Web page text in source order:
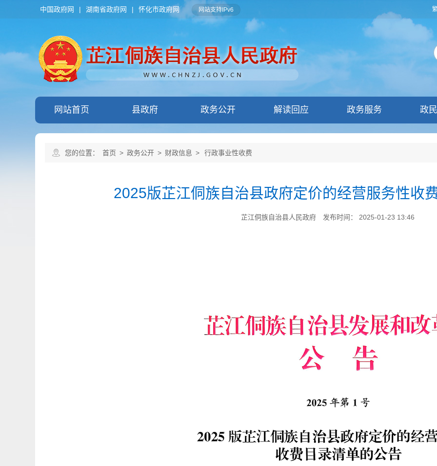
中国政府网 | 湖南省政府网 | 怀化市政府网 网站支持IPv6
网站首页 县政府 政务公开 解读回应 政务服务 政
您的位置： 首页 > 政务公开 > 财政信息 > 行政事业性收费
2025版芷江侗族自治县政府定价的经营服务性收
芷江侗族自治县人民政府 发布时间： 2025-01-23 13:46